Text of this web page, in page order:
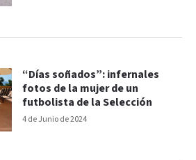
4 de Junio de 2024
“Días soñados”: infernales
fotos de la mujer de un
futbolista de la Selección